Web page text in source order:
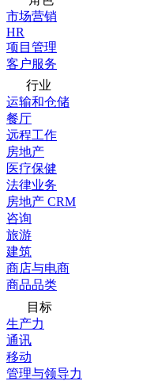
市场营销
HR
项目管理
客户服务
行业
运输和仓储
餐厅
远程工作
房地产
医疗保健
法律业务
房地产 CRM
咨询
旅游
建筑
商店与电商
商品品类
目标
生产力
通讯
移动
管理与领导力